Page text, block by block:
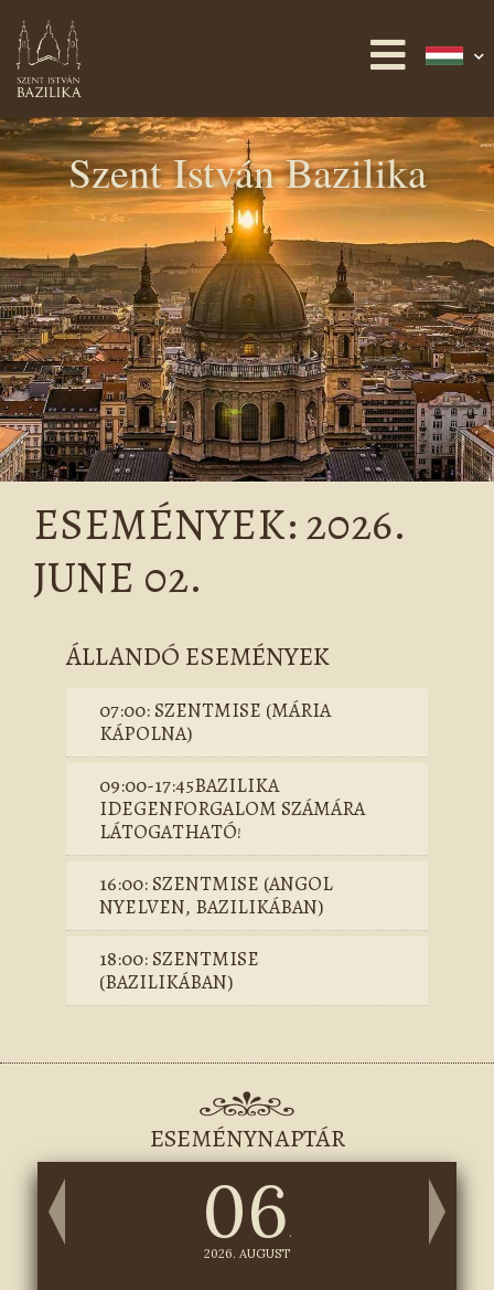
Szent István Bazilika
ESEMÉNYEK: 2026.
JUNE 02.
ÁLLANDÓ ESEMÉNYEK
07:00: SZENTMISE (MÁRIA
KÁPOLNA)
09:00-17:45BAZILIKA
IDEGENFORGALOM SZÁMÁRA
LÁTOGATHATÓ!
16:00: SZENTMISE (ANGOL
NYELVEN, BAZILIKÁBAN)
18:00: SZENTMISE
(BAZILIKÁBAN)
ESEMÉNYNAPTÁR
06 .
2026. AUGUST